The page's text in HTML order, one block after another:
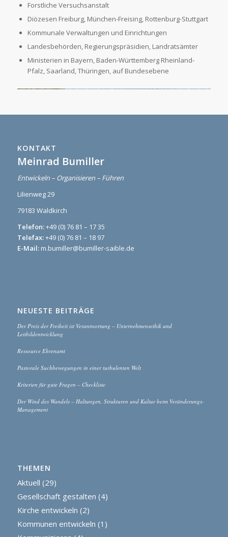
Forstliche Versuchsanstalt
Diözesen Freiburg, München-Freising, Rottenburg-Stuttgart
Kommunale Verwaltungen und Einrichtungen
Landesbehörden, Regierungspräsidien, Landratsämter
Ministerien in Bayern, Baden-Württemberg Rheinland-
Pfalz, Saarland, Thüringen, auf Bundesebene
KONTAKT
Meinrad Bumiller
Entwickeln – Organisieren – Führen
Lilienweg 29
79183 Waldkirch
Telefon:+49 (0) 76 81 – 17 35
Telefax:+49 (0) 76 81 – 18 97
E-Mail: m.bumiller@bumiller-saible.de
NEUESTE BEITRÄGE
Der Preis der Freiheit ist Verantwortung – Unternehmensethik und
Leitbildentwicklung
Ressource Ehrenamt
Pastorale Suchbewegungen in einer turbulenten Welt
Kriterien für gute Fragen – Checkliste
Der Wind des Wandels – Haltungen, Strukturen und Kultur beim Veränderungs-
Management
THEMEN
Aktuell (29)
Gesellschaft gestalten (4)
Kirche entwickeln (2)
Kommunen entwickeln (1)